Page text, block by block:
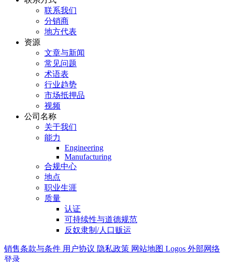
联系我们
分销商
地方代表
资源
文章与新闻
常见问题
术语表
行业趋势
市场抵押品
视频
公司名称
关于我们
能力
Engineering
Manufacturing
合规中心
地点
职业生涯
质量
认证
可持续性与道德规范
反奴隶制/人口贩运
销售条款与条件 用户协议 隐私政策 网站地图 Logos 外部网络
登录